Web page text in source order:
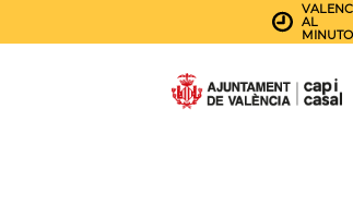
AL
MINUTO